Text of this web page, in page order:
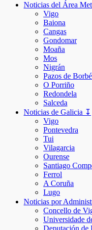
Noticias del Área
Vigo
Baiona
Cangas
Gondomar
Moaña
Mos
Nigrán
Pazos de
O Porriño
Redondela
Salceda
Noticias de Galicia ↧
Vigo
Pontevedra
Tui
Vilagarcia
Ourense
Santiago
Ferrol
A Coruña
Lugo
Noticias por
Concello de
Universidade